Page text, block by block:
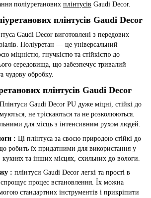
поліуретанових плінтусів Gaudi Decor.
плінтусів Gaudi Decor
Gaudi Decor виготовлені з передових
Поліуретан — це універсальний
міцністю, гнучкістю та стійкістю до
середовища, що забезпечує тривалий
чудову обробку.
плінтусів Gaudi Decor
Плінтуси Gaudi Decor PU дуже міцні, стійкі до
не тріскаються та не розколюються.
для місць з інтенсивним рухом людей.
: Ці плінтуса за своєю природою стійкі до
робить їх придатними для використання у
та інших місцях, схильних до вологи.
: плінтуси Gaudi Decor легкі та прості в
спрощує процес встановлення. Їх можна
стандартних інструментів і прикріпити